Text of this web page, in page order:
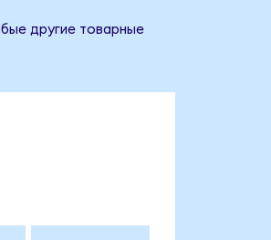
другие товарные